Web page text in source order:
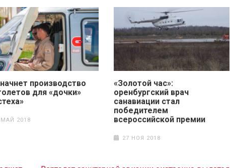
производство
для «дочки»
МАЙ 2018
«Золотой час»:
оренбургский врач
санавиации стал
победителем
всероссийской премии
27 НОЯ 2018